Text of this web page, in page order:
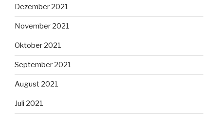
Dezember 2021
November 2021
Oktober 2021
September 2021
August 2021
Juli 2021